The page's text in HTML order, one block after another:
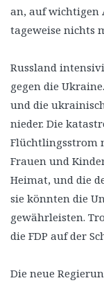
an, auf wichtigen
tageweise nichts
Russland
gegen die
und die
nieder. Die
Flüchtlingsstrom
Frauen und
Heimat, und die
sie könnten die
gewährleisten.
die FDP auf der
Die neue